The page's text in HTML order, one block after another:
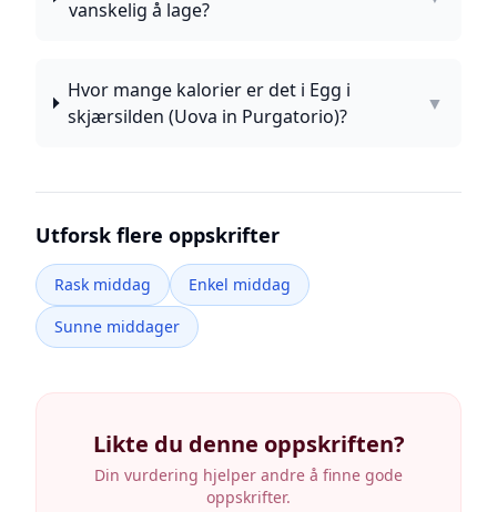
vanskelig å lage?
Hvor mange kalorier er det i Egg i
skjærsilden (Uova in Purgatorio)?
▼
Utforsk flere oppskrifter
Rask middag
Enkel middag
Sunne middager
Likte du denne oppskriften?
Din vurdering hjelper andre å finne gode
oppskrifter.